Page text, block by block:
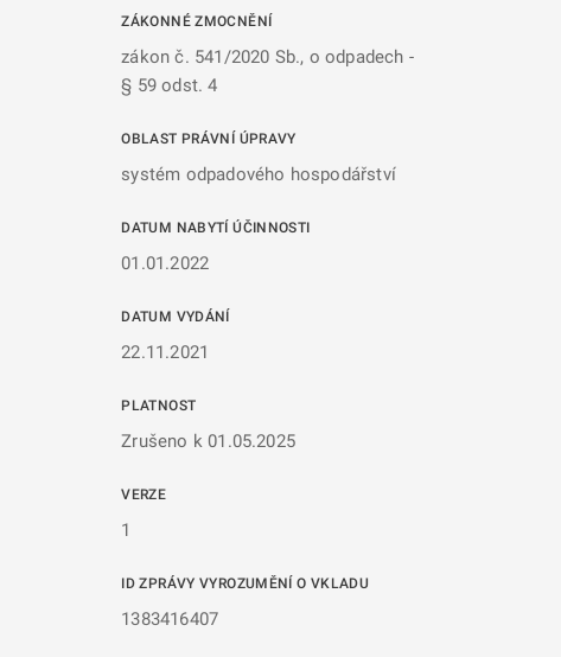
ZÁKONNÉ ZMOCNĚNÍ
zákon č. 541/2020 Sb., o odpadech -
§ 59 odst. 4
OBLAST PRÁVNÍ ÚPRAVY
systém odpadového hospodářství
DATUM NABYTÍ ÚČINNOSTI
01.01.2022
DATUM VYDÁNÍ
22.11.2021
PLATNOST
Zrušeno k 01.05.2025
VERZE
1
ID ZPRÁVY VYROZUMĚNÍ O VKLADU
1383416407